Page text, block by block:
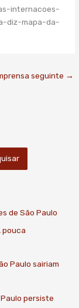
internacoes-
diz-mapa-da-
seguinte →
de São Paulo
pouca
Paulo sairiam
persiste